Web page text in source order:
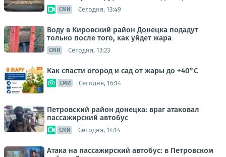
СМИ Сегодня, 13:49
Воду в Кировский район Донецка подадут
только после того, как уйдет жара
СМИ Сегодня, 13:23
Как спасти огород и сад от жары до +40°C
СМИ Сегодня, 16:14
Петровский район донецка: враг атаковал
пассажирский автобус
СМИ Сегодня, 14:14
Атака на пассажирский автобус: в Петровском